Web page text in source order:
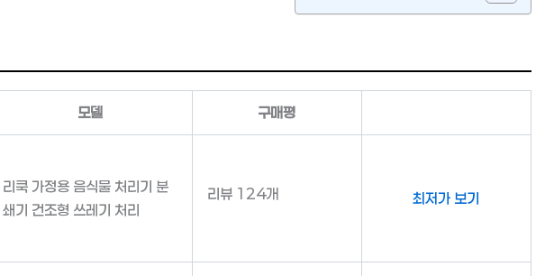
모델 구매평
리쿡 가정용 음식물 처리기 분
쇄기 건조형 쓰레기 처리
리뷰 124개 최저가 보기